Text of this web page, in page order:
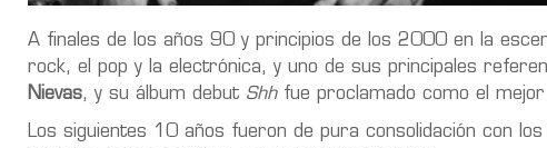
A finales de los años 90 y principios de los 2000 en la
rock, el pop y la electrónica, y uno de sus principales
Nievas, y su álbum debut Shhfue proclamado como el
Los siguientes 10 años fueron de pura consolidación con